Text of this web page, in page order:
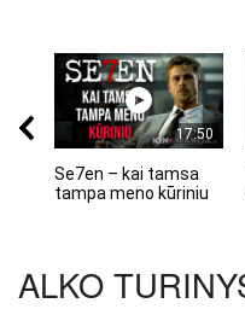
17:50
Se7en – kai tamsa
tampa meno kūriniu
ALKO